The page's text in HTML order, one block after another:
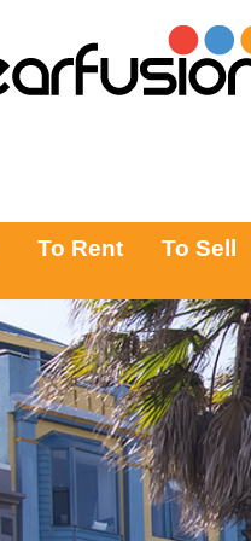
To Rent To Sell